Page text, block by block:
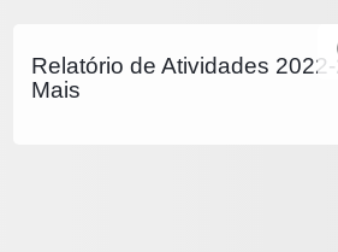
Relatório de Atividades
Mais